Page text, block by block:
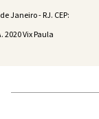
Janeiro - RJ. CEP:
2020 Vix Paula